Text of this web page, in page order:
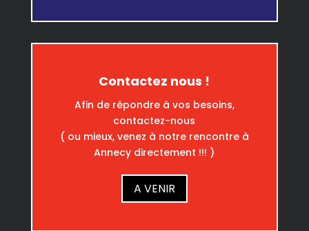
Contactez nous !
Afin de répondre à vos besoins,
contactez-nous
( ou mieux, venez à notre rencontre à
Annecy directement !!! )
A VENIR